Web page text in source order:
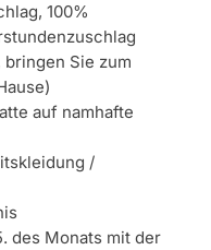
100%
Sie zum
auf namhafte
/
des Monats mit der